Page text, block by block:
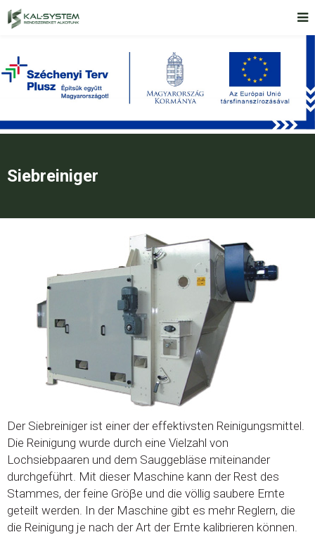
Siebreiniger
Der Siebreiniger ist einer der effektivsten Reinigungsmittel.
Die Reinigung wurde durch eine Vielzahl von
Lochsiebpaaren und dem Sauggebläse miteinander
durchgeführt. Mit dieser Maschine kann der Rest des
Stammes, der feine Gröβe und die völlig saubere Ernte
geteilt werden. In der Maschine gibt es mehr Reglern, die
die Reinigung je nach der Art der Ernte kalibrieren können.